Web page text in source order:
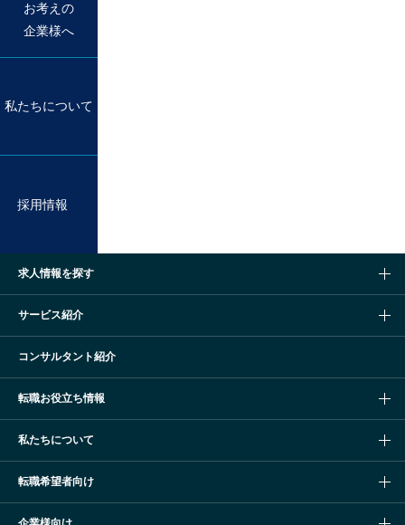
採用情報
私たちについて
お考えの
企業様へ
求人情報を探す
サービス紹介
コンサルタント紹介
転職お役立ち情報
私たちについて
転職希望者向け